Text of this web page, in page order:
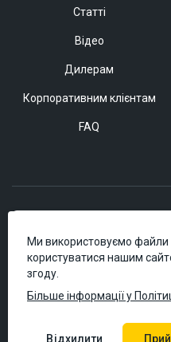
Статті
Відео
Дилерам
Корпоративним клієнтам
FAQ
Ми використовуємо
користуватися нашим
згоду.
Більше інформації у
Відхилити